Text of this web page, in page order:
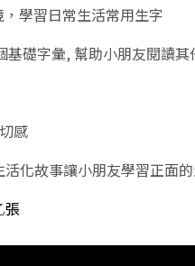
學習日常生活常用生字
基礎字彙, 幫助小朋友閱讀其
感
活化故事讓小朋友學習正面
張